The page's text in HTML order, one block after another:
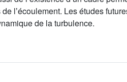
lʼécoulement. Les études
de la turbulence.